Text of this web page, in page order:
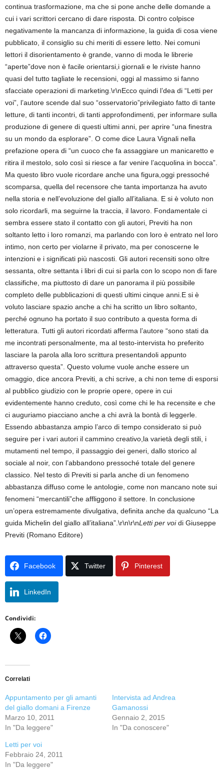
continua trasformazione, ma che si pone anche delle domande a
cui i vari scrittori cercano di dare risposta. Di contro colpisce
negativamente la mancanza di informazione, la guida di cosa viene
pubblicato, il consiglio su chi meriti di essere letto. Nei comuni
lettori il disorientamento è grande, vanno di moda le librerie
“aperte”dove non è facile orientarsi,i giornali e le riviste hanno
quasi del tutto tagliate le recensioni, oggi al massimo si fanno
sfacciate operazioni di marketing.\r\nEcco quindi l’dea di “Letti per
voi”, l’autore scende dal suo “osservatorio”privilegiato fatto di tante
letture, di tanti incontri, di tanti approfondimenti, per informare sulla
produzione di genere di questi ultimi anni, per aprire “una finestra
su un mondo da esplorare”. O come dice Laura Vignali nella
prefazione opera di “un cuoco che fa assaggiare un manicaretto e
ritira il mestolo, solo così si riesce a far venire l’acquolina in bocca”.
Ma questo libro vuole ricordare anche una figura,oggi pressoché
scomparsa, quella del recensore che tanta importanza ha avuto
nella storia e nell’evoluzione del giallo all’italiana. E si è voluto non
solo ricordarli, ma seguirne la traccia, il lavoro. Fondamentale ci
sembra essere stato il contatto con gli autori, Previti ha non
soltanto letto i loro romanzi, ma parlando con loro è entrato nel loro
intimo, non certo per violarne il privato, ma per conoscerne le
intenzioni e i significati più nascosti. Gli autori recensiti sono oltre
sessanta, oltre settanta i libri di cui si parla con lo scopo non di fare
classifiche, ma piuttosto di dare un panorama il più possibile
completo delle pubblicazioni di questi ultimi cinque anni.E si è
voluto lasciare spazio anche a chi ha scritto un libro soltanto,
perché ognuno ha portato il suo contributo a questa forma di
letteratura. Tutti gli autori ricordati afferma l’autore “sono stati da
me incontrati personalmente, ma al testo-intervista ho preferito
lasciare la parola alla loro scrittura presentandoli appunto
attraverso questa”. Questo volume vuole anche essere un
omaggio, dice ancora Previti, a chi scrive, a chi non teme di esporsi
al pubblico giudizio con le proprie opere, opere in cui
evidentemente hanno creduto, così come chi le ha recensite e che
ci auguriamo piacciano anche a chi avrà la bontà di leggerle.
Essendo abbastanza ampio l’arco di tempo considerato si può
seguire per i vari autori il cammino creativo,la varietà degli stili, i
mutamenti nel tempo, il passaggio dei generi, dallo storico al
sociale al noir, con l’abbandono pressoché totale del genere
classico. Nel testo di Previti si parla anche di un fenomeno
abbastanza diffuso come le antologie, come non mancano note sui
fenomeni “mercantili”che affliggono il settore. In conclusione
un’opera estremamente divulgativa, definita anche da qualcuno “La
guida Michelin del giallo all’italiana”.\r\n\r\nLetti per voidi Giuseppe
Previti (Romano Editore)
Facebook Twitter Pinterest
LinkedIn
Condividi:
Correlati
Appuntamento per gli amanti
del giallo domani a Firenze
Marzo 10, 2011
In "Da leggere"
Intervista ad Andrea
Gamanossi
Gennaio 2, 2015
In "Da conoscere"
Letti per voi
Febbraio 24, 2011
In "Da leggere"